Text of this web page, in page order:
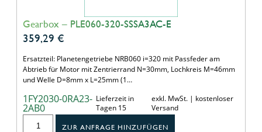
Gearbox – PLE060-320-SSSA3AC-E
359,29 €
Ersatzteil: Planetengetriebe NRB060 i=320 mit Passfeder am
Abtrieb für Motor mit Zentrierrand N=30mm, Lochkreis M=46mm
und Welle D=8mm x L=25mm (1…
1FY2030-0RA23-
2AB0
Lieferzeit in
Tagen 15
exkl. MwSt. | kostenloser
Versand
ZUR ANFRAGE HINZUFÜGEN